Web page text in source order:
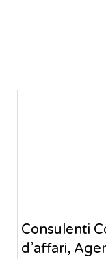
Consulenti
d’affari,